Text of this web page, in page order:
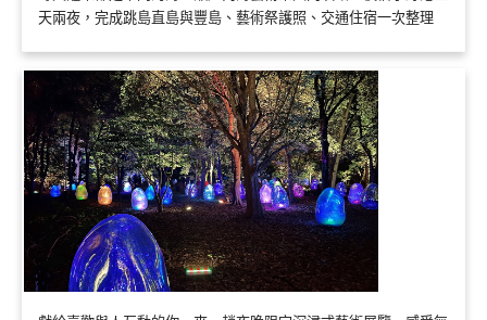
天兩夜，完成跳島直島與豐島、藝術祭護照、交通住宿一次整理